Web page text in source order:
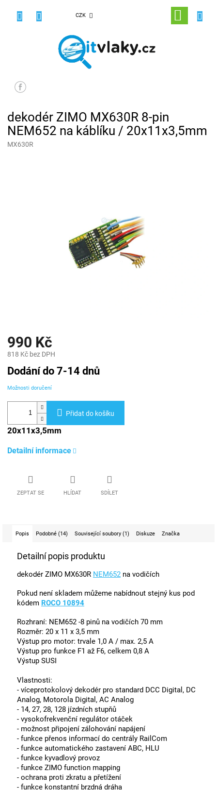
CZK
NÁKUPNÍ
KOŠÍK
dekodér ZIMO MX630R 8-pin
NEM652 na káblíku / 20x11x3,5mm
MX630R
990 Kč
818 Kč bez DPH
Měrná
cena:
Dodání do 7-14 dnů
Možnosti doručení
Přidat do košíku
20x11x3,5mm
Detailní informace
ZEPTAT SE HLÍDAT SDÍLET
Popis Podobné (14) Související soubory (1) Diskuze Značka
Detailní popis produktu
dekodér ZIMO MX630R NEM652 na vodičích
Pokud není skladem můžeme nabídnout stejný kus pod
kódem ROCO 10894
Rozhraní: NEM652 -8 pinů na vodičích 70 mm
Rozměr: 20 x 11 x 3,5 mm
Výstup pro motor: trvale 1,0 A / max. 2,5 A
Výstup pro funkce F1 až F6, celkem 0,8 A
Výstup SUSI
Vlastnosti:
- víceprotokolový dekodér pro standard DCC Digital, DC
Analog, Motorola Digital, AC Analog
- 14, 27, 28, 128 jízdních stupňů
- vysokofrekvenční regulátor otáček
- možnost připojení zálohování napájení
- funkce přenos informací do centrály RailCom
- funkce automatického zastavení ABC, HLU
- funkce kyvadlový provoz
- funkce ZIMO function mapping
- ochrana proti zkratu a přetížení
- funkce konstantní brzdná dráha